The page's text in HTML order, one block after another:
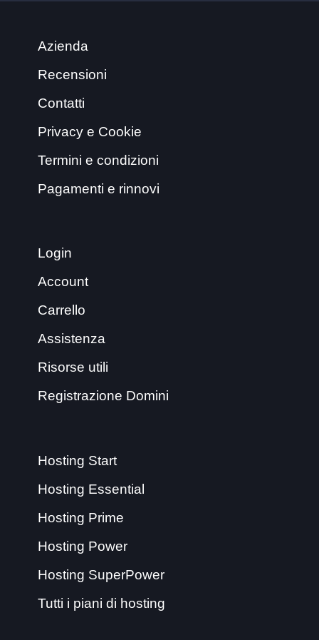
Azienda
Recensioni
Contatti
Privacy e Cookie
Termini e condizioni
Pagamenti e rinnovi
Login
Account
Carrello
Assistenza
Risorse utili
Registrazione Domini
Hosting Start
Hosting Essential
Hosting Prime
Hosting Power
Hosting SuperPower
Tutti i piani di hosting